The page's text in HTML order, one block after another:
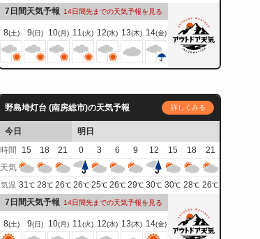
7日間天気予報 14日間先までの天気予報を見る
8(土) 9(日) 10(月) 11(火) 12(水) 13(木) 14(金)
野島埼灯台 (南房総市)の天気予報 詳しくみる
今日
明日
時間
15 18 21 0 3 6 9 12 15 18
21
天気
気温 31℃ 28℃ 26℃ 26℃ 25℃ 26℃ 29℃ 30℃ 30℃ 28℃ 26℃
7日間天気予報 14日間先までの天気予報を見る
8(土) 9(日) 10(月) 11(火) 12(水) 13(木) 14(金)